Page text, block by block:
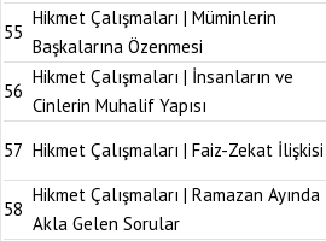
55
Hikmet Çalışmaları | Müminlerin
Başkalarına Özenmesi
56
Hikmet Çalışmaları | İnsanların ve
Cinlerin Muhalif Yapısı
57 Hikmet Çalışmaları | Faiz-Zekat İlişkisi
58
Hikmet Çalışmaları | Ramazan Ayında
Akla Gelen Sorular